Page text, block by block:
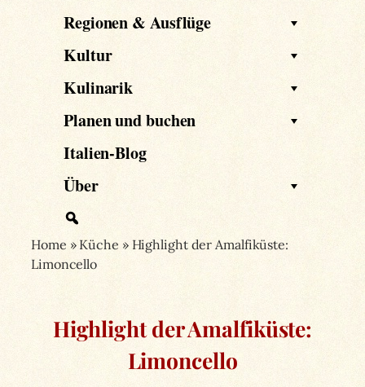
Regionen & Ausflüge
Kultur
Kulinarik
Planen und buchen
Italien-Blog
Über
Home » Küche » Highlight der Amalfiküste:
Limoncello
Highlight der Amalfiküste:
Limoncello